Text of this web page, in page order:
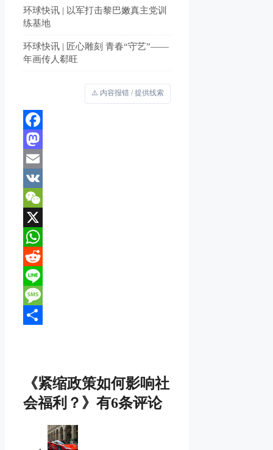
环球快讯 | 以军打击黎巴嫩真主党训
练基地
环球快讯 | 匠心雕刻 青春“守艺”——
年画传人郗旺
⚠️ 内容报错 / 提供线索
Facebook
Mastodon
Email
VK
WeChat
X
WhatsApp
Reddit
Line
Message
《紧缩政策如何影响社
会福利？》有6条评论